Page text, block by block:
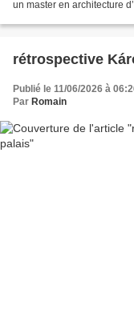
un master en architecture
rétrospective
Publié le 11/06/2026 à
Par Romain